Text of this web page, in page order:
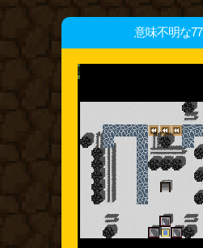
意味不明な77